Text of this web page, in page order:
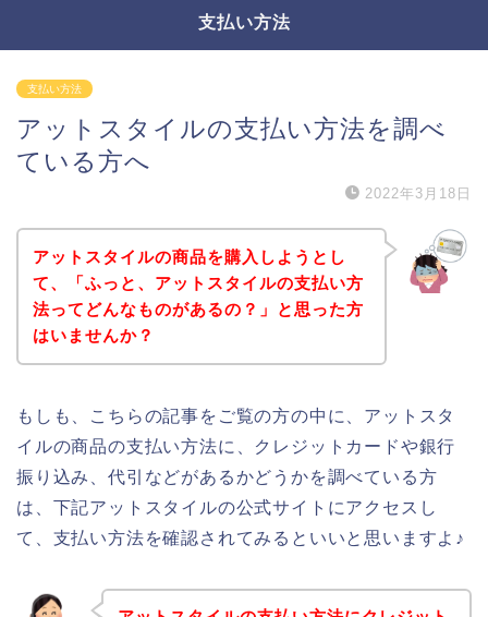
支払い方法
支払い方法
アットスタイルの支払い方法を調べ
ている方へ
2022年3月18日
アットスタイルの商品を購入しようとし
て、「ふっと、アットスタイルの支払い方
法ってどんなものがあるの？」と思った方
はいませんか？
もしも、こちらの記事をご覧の方の中に、アットスタ
イルの商品の支払い方法に、クレジットカードや銀行
振り込み、代引などがあるかどうかを調べている方
は、下記アットスタイルの公式サイトにアクセスし
て、支払い方法を確認されてみるといいと思いますよ♪